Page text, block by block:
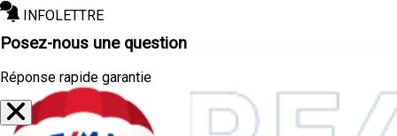
INFOLETTRE
Posez-nous une question
Réponse rapide garantie